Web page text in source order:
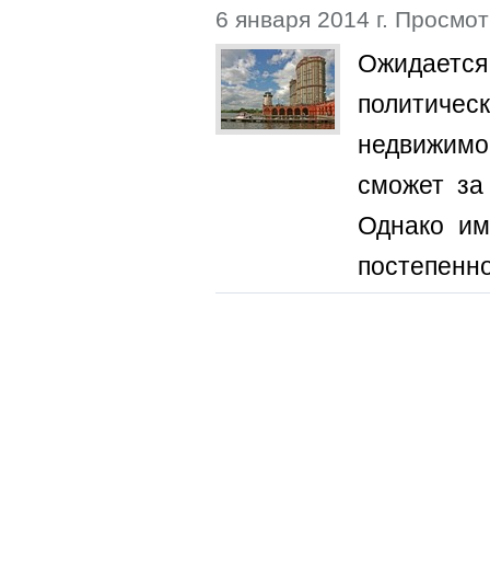
6 января 2014 г.
сможет за
Однако